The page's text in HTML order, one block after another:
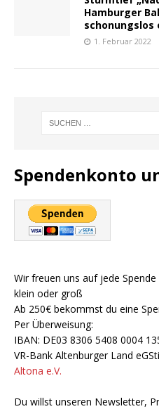
Hamburger
schonungslos
1. Februar 2022
Spendenkonto
Wir freuen uns auf jede Spende
klein oder groß
Ab 250€ bekommst du eine
Per Überweisung:
IBAN: DE03 8306 5408 0004
VR-Bank Altenburger Land
Altona e.V.
Du willst unseren Newsletter,